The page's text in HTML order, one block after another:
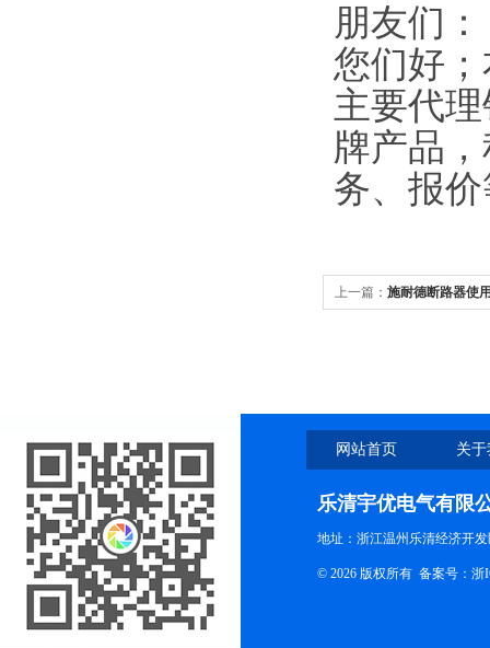
朋友们：
您们好
主要代
牌产品
务、报
上一篇： 施耐德断路器使
网站首页 关
乐清宇优电气有限
地址：浙江温州乐清经济开
© 2026 版权所有 备案号：浙